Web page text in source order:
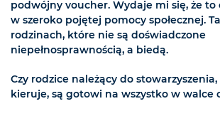
podwójny voucher. Wydaje mi się, że
w szeroko pojętej pomocy społecznej.
rodzinach, które nie są doświadczone
niepełnosprawnością, a biedą.
Czy rodzice należący do
kieruje, są gotowi na wszystko w walce